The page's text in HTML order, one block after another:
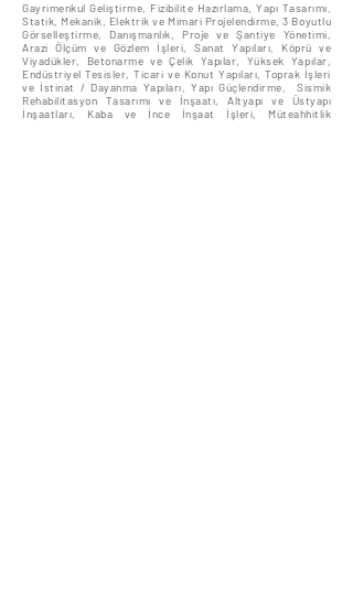
Gayrimenkul Geliştirme, Fizibilite Hazırlama, Yapı Tasarımı,
Statik, Mekanik, Elektrik ve Mimari Projelendirme, 3 Boyutlu
Görselleştirme, Danışmanlık, Proje ve Şantiye Yönetimi,
Arazi Ölçüm ve Gözlem İşleri, Sanat Yapıları, Köprü ve
Viyadükler, Betonarme ve Çelik Yapılar, Yüksek Yapılar,
Endüstriyel Tesisler, Ticari ve Konut Yapıları, Toprak İşleri
ve İstinat / Dayanma Yapıları, Yapı Güçlendirme, Sismik
Rehabilitasyon Tasarımı ve İnşaatı, Altyapı ve Üstyapı
İnşaatları, Kaba ve İnce İnşaat İşleri, Müteahhitlik